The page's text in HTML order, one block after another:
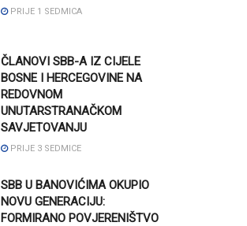
PRIJE 1 SEDMICA
ČLANOVI SBB-A IZ CIJELE
BOSNE I HERCEGOVINE NA
REDOVNOM
UNUTARSTRANAČKOM
SAVJETOVANJU
PRIJE 3 SEDMICE
SBB U BANOVIĆIMA OKUPIO
NOVU GENERACIJU:
FORMIRANO POVJERENIŠTVO